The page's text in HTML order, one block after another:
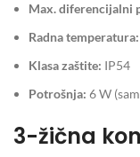
Max. diferencijalni
Radna temperatura:
Klasa zaštite: IP54
Potrošnja: 6 W
3-žična